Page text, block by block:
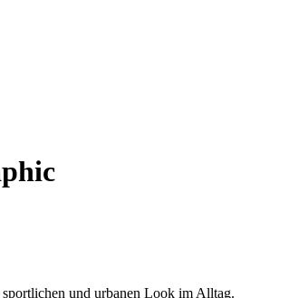
und urbanen Look im Alltag.